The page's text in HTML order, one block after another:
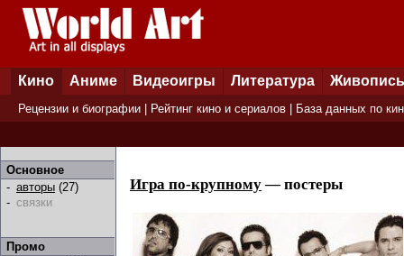
Кино Аниме Видеоигры Литература Живопись
Рецензии и биографии Рейтинг кино и сериалов База данных по
Основное
- авторы (27)
- связки
Промо
Игра по-крупному— постеры